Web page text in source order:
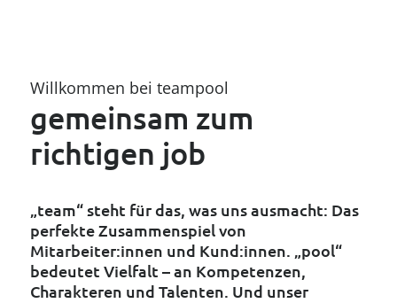
Willkommen bei teampool
gemeinsam zum
richtigen job
„team“ steht für das, was uns ausmacht: Das
perfekte Zusammenspiel von
Mitarbeiter:innen und Kund:innen. „pool“
bedeutet Vielfalt – an Kompetenzen,
Charakteren und Talenten. Und unser